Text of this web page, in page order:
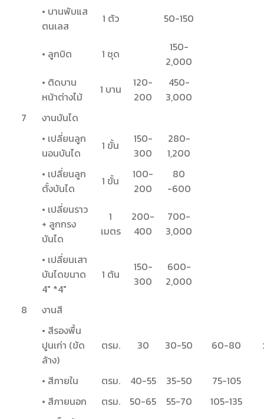
• บานพับแส
ตนเลส
1 ตัว 50-150
• ลูกบิด 1 ชุด
150-
2,000
• ติดบาน
หน้าต่างไม้
1 บาน
120-
200
450-
3,000
7
งานบันได
• เปลี่ยนลูก
นอนบันได
1 ขั้น
150-
300
280-
1,200
• เปลี่ยนลูก
ตั้งบันได
1 ขั้น
100-
200
80
-600
• เปลี่ยนราว
+ ลูกกรง
บันได
1
เมตร
200-
400
700-
3,000
• เปลี่ยนเสา
บันไดขนาด
4″ *4″
1 ต้น
150-
300
600-
2,000
8
งานสี
• สีรองพื้น
ปูนเก่า (ขัด
ล้าง)
ตรม. 30 30-50 60-80
• สีภายใน ตรม. 40-55 35-50
75-105
• สีภายนอก
ตรม. 50-65 55-70
105-135